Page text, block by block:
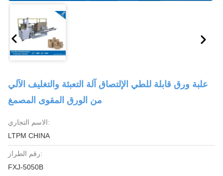
علبة ورق قابلة للطي الإلتصاق آلة التعبئة والتغليف الآلي
من الورق المقوى المصمغ
الاسم التجاري:
LTPM CHINA
رقم الطراز:
FXJ-5050B